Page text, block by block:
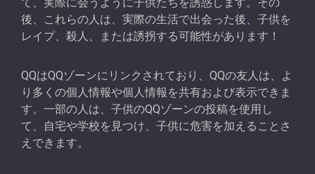
後、これらの人は、実際の生活で出会った後、子供を
レイプ、殺人、または誘拐する可能性があります！
QQはQQゾーンにリンクされており、QQの友人は、よ
り多くの個人情報や個人情報を共有および表示できま
す。一部の人は、子供のQQゾーンの投稿を使用し
て、自宅や学校を見つけ、子供に危害を加えることさ
えできます。